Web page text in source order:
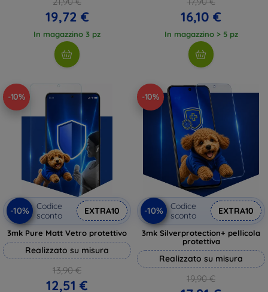
19,72 €
In magazzino 3 pz
16,10 €
In magazzino > 5 pz
-10%
-10%
Codice
sconto
EXTRA10
3mk Pure Matt Vetro protettivo
Realizzato su misura
13,90 €
12,51 €
-10%
-10%
Codice
sconto
EXTRA10
3mk Silverprotection+ pellicola
protettiva
Realizzato su misura
19,90 €